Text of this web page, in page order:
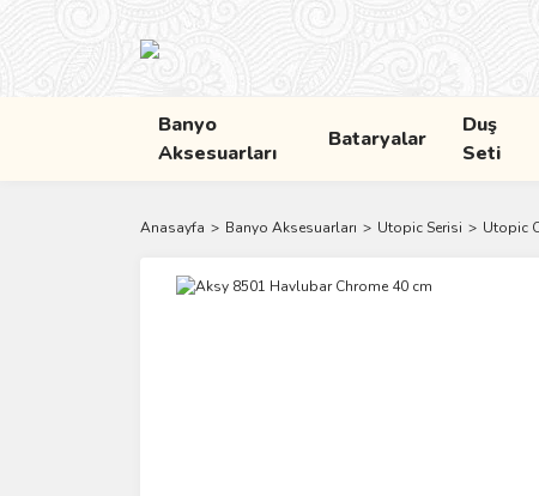
Banyo
Aksesuarları
Bataryalar
Duş
Seti
Anasayfa Banyo Aksesuarları Utopic Serisi Utopic